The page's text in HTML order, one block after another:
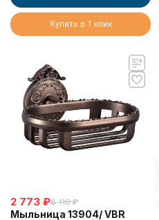
Купить в 1 клик
2 773 ₽6 110 ₽
Мыльница 13904/ VBR